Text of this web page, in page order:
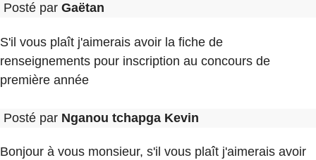
Posté par Gaëtan
S'il vous plaît j'aimerais avoir la fiche de
renseignements pour inscription au concours de
première année
Posté par Nganou tchapga Kevin
Bonjour à vous monsieur, s'il vous plaît j'aimerais avoir